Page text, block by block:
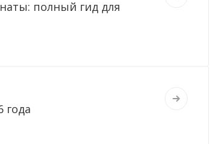
полный гид для
года